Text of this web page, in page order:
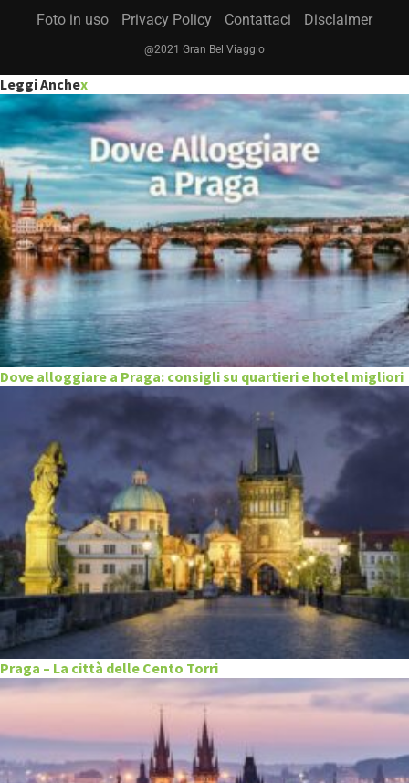
Foto in uso Privacy Policy Contattaci Disclaimer
@2021 Gran Bel Viaggio
Leggi Anchex
Dove alloggiare a Praga: consigli su quartieri e hotel migliori
Praga – La città delle Cento Torri